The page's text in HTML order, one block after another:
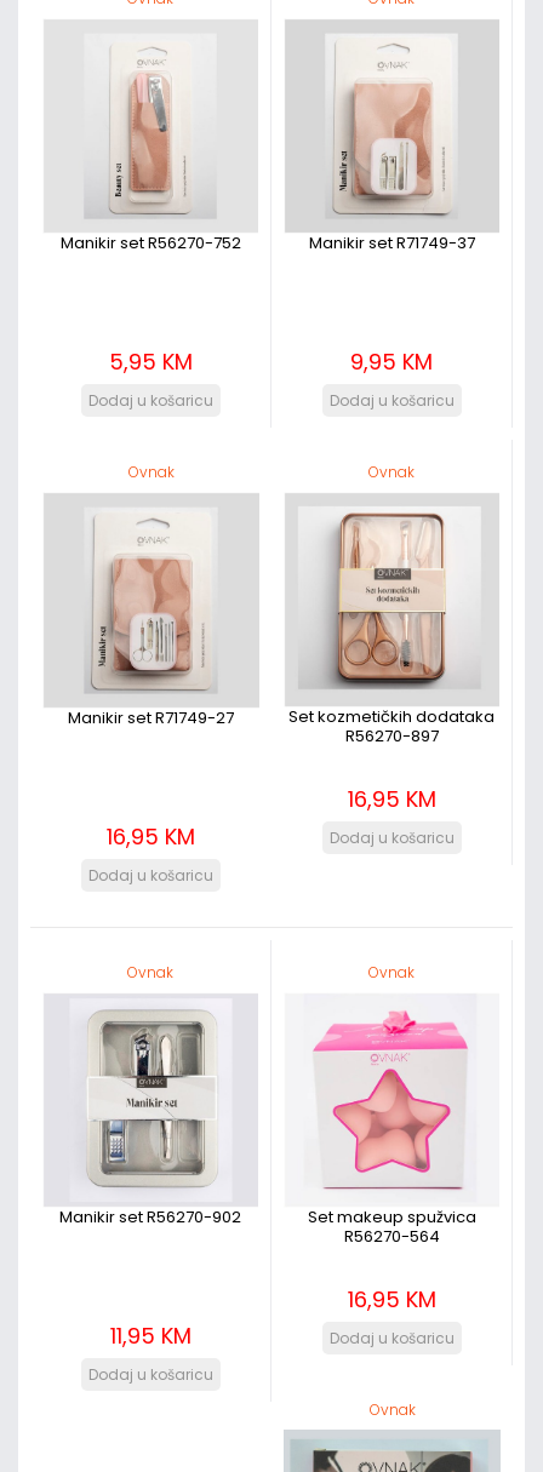
Manikir set R56270-752
5,95 KM
Manikir set R71749-37
9,95 KM
Ovnak
Manikir set R71749-27
16,95 KM
Ovnak
Set kozmetičkih dodataka
R56270-897
16,95 KM
Ovnak
Manikir set R56270-902
11,95 KM
Ovnak
Set makeup spužvica
R56270-564
16,95 KM
Ovnak